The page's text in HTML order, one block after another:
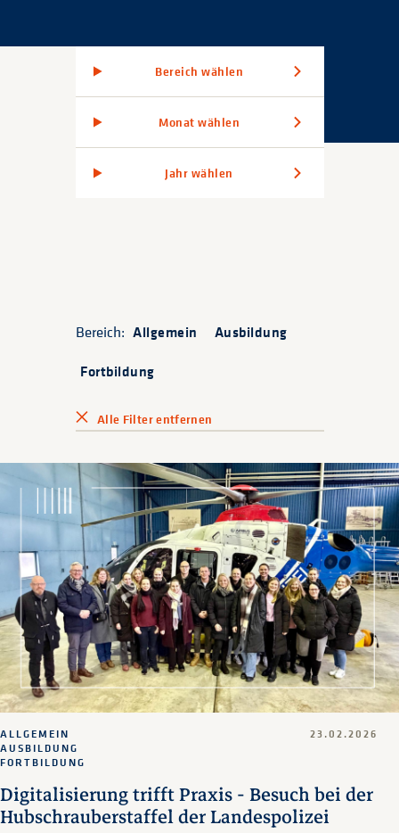
Bereich wählen
Monat wählen
Jahr wählen
Bereich: Allgemein
Ausbildung
Fortbildung
Alle Filter entfernen
Digitalisierung trifft Praxis - Besuch bei der
Hubschrauberstaffel der Landespolizei
ALLGEMEIN
AUSBILDUNG
FORTBILDUNG
23.02.2026